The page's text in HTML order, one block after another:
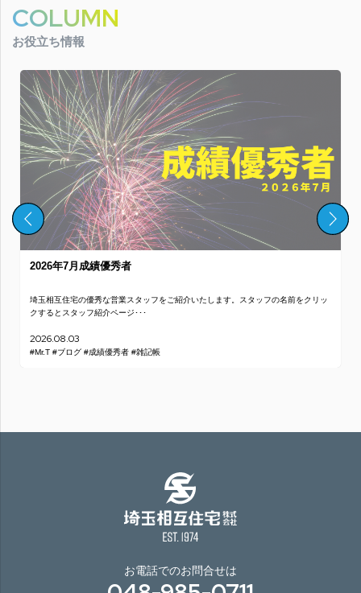
COLUMN
お役立ち情報
2026年7月成績優秀者
埼玉相互住宅の優秀な営業スタッフをご紹介いたします。スタッフの名前をクリッ
クするとスタッフ紹介ページ･･･
2026.08.03
#Mr.T #ブログ #成績優秀者 #雑記帳
お電話でのお問合せは